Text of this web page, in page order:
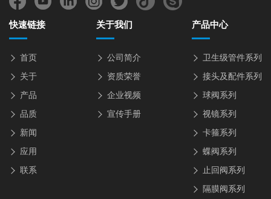
快速链接
首页
关于
产品
品质
新闻
应用
联系
关于我们
公司简介
资质荣誉
企业视频
宣传手册
产品中心
卫生级管件系列
接头及配件系列
球阀系列
视镜系列
卡箍系列
蝶阀系列
止回阀系列
隔膜阀系列